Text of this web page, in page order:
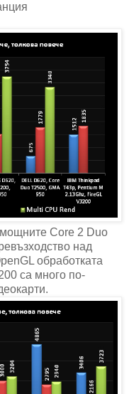
Core 2 Duo
над
обработката
са много по-